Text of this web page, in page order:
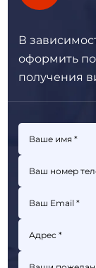
В
оформить
получения